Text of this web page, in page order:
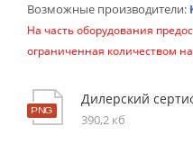
Возможные производители:
На часть оборудования
ограниченная количеством
Дилерский
390,2 кб